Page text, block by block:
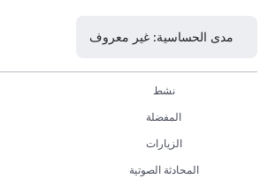
مدى الحساسية: غير معروف
نشط
المفضلة
الزيارات
المحادثة الصوتية